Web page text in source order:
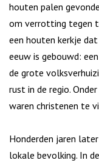
houten palen
om verrotting tegen
een houten kerkje
eeuw is gebouwd:
de grote
rust in de regio.
waren christenen te
Honderden jaren
lokale bevolking. In